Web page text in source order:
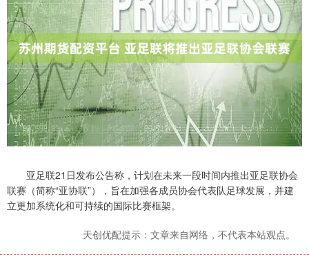
亚足联21日发布公告称，计划在未来一段时间内推出亚足联协会
联赛（简称“亚协联”），旨在加强各成员协会代表队足球发展，并建
立更加系统化和可持续的国际比赛框架。
天创优配提示：文章来自网络，不代表本站观点。